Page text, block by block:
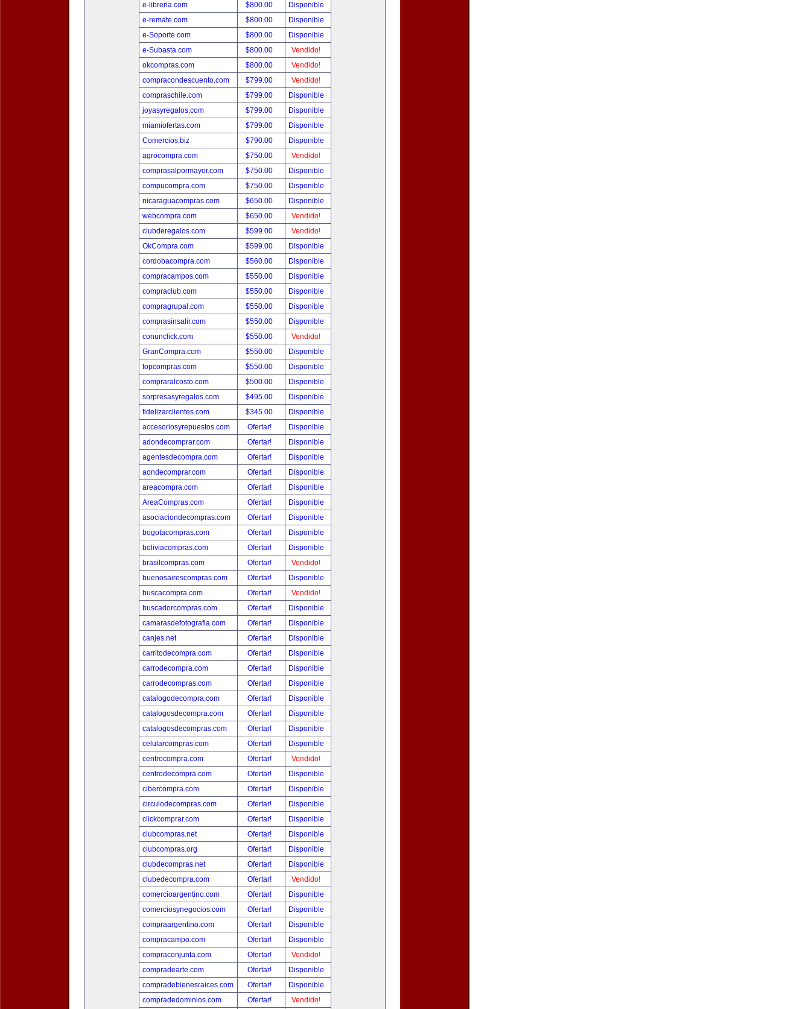
e-libreria.com
$800.00
Disponible
e-remate.com
$800.00
Disponible
e-Soporte.com
$800.00
Disponible
e-Subasta.com
$800.00
Vendido!
okcompras.com
$800.00
Vendido!
compracondescuento.com
$799.00
Vendido!
compraschile.com
$799.00
Disponible
joyasyregalos.com
$799.00
Disponible
miamiofertas.com
$799.00
Disponible
Comercios.biz
$790.00
Disponible
agrocompra.com
$750.00
Vendido!
comprasalpormayor.com
$750.00
Disponible
compucompra.com
$750.00
Disponible
nicaraguacompras.com
$650.00
Disponible
webcompra.com
$650.00
Vendido!
clubderegalos.com
$599.00
Vendido!
OkCompra.com
$599.00
Disponible
cordobacompra.com
$560.00
Disponible
compracampos.com
$550.00
Disponible
compraclub.com
$550.00
Disponible
compragrupal.com
$550.00
Disponible
comprasinsalir.com
$550.00
Disponible
conunclick.com
$550.00
Vendido!
GranCompra.com
$550.00
Disponible
topcompras.com
$550.00
Disponible
compraralcosto.com
$500.00
Disponible
sorpresasyregalos.com
$495.00
Disponible
fidelizarclientes.com
$345.00
Disponible
accesoriosyrepuestos.com
Ofertar!
Disponible
adondecomprar.com
Ofertar!
Disponible
agentesdecompra.com
Ofertar!
Disponible
aondecomprar.com
Ofertar!
Disponible
areacompra.com
Ofertar!
Disponible
AreaCompras.com
Ofertar!
Disponible
asociaciondecompras.com
Ofertar!
Disponible
bogotacompras.com
Ofertar!
Disponible
boliviacompras.com
Ofertar!
Disponible
brasilcompras.com
Ofertar!
Vendido!
buenosairescompras.com
Ofertar!
Disponible
buscacompra.com
Ofertar!
Vendido!
buscadorcompras.com
Ofertar!
Disponible
camarasdefotografia.com
Ofertar!
Disponible
canjes.net
Ofertar!
Disponible
carritodecompra.com
Ofertar!
Disponible
carrodecompra.com
Ofertar!
Disponible
carrodecompras.com
Ofertar!
Disponible
catalogodecompra.com
Ofertar!
Disponible
catalogosdecompra.com
Ofertar!
Disponible
catalogosdecompras.com
Ofertar!
Disponible
celularcompras.com
Ofertar!
Disponible
centrocompra.com
Ofertar!
Vendido!
centrodecompra.com
Ofertar!
Disponible
cibercompra.com
Ofertar!
Disponible
circulodecompras.com
Ofertar!
Disponible
clickcomprar.com
Ofertar!
Disponible
clubcompras.net
Ofertar!
Disponible
clubcompras.org
Ofertar!
Disponible
clubdecompras.net
Ofertar!
Disponible
clubedecompra.com
Ofertar!
Vendido!
comercioargentino.com
Ofertar!
Disponible
comerciosynegocios.com
Ofertar!
Disponible
compraargentino.com
Ofertar!
Disponible
compracampo.com
Ofertar!
Disponible
compraconjunta.com
Ofertar!
Vendido!
compradearte.com
Ofertar!
Disponible
compradebienesraices.com
Ofertar!
Disponible
compradedominios.com
Ofertar! Vendido!